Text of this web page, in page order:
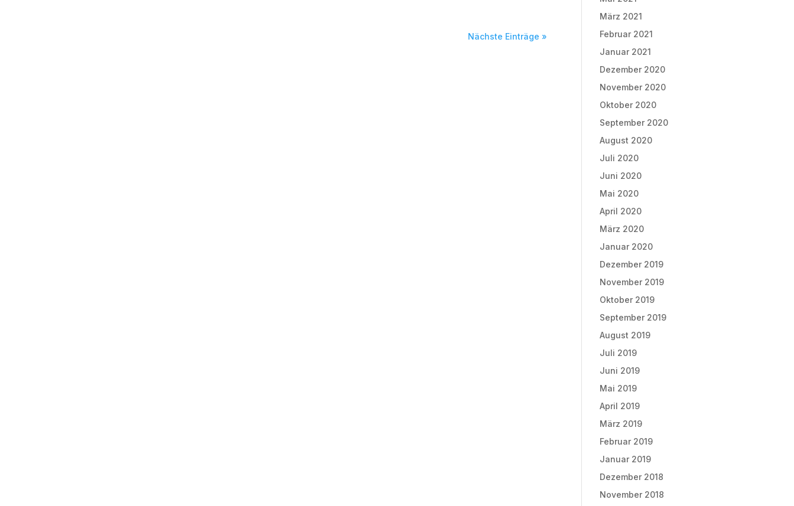
Nächste Einträge »
März 2021
Februar 2021
Januar 2021
Dezember 2020
November 2020
Oktober 2020
September 2020
August 2020
Juli 2020
Juni 2020
Mai 2020
April 2020
März 2020
Januar 2020
Dezember 2019
November 2019
Oktober 2019
September 2019
August 2019
Juli 2019
Juni 2019
Mai 2019
April 2019
März 2019
Februar 2019
Januar 2019
Dezember 2018
November 2018